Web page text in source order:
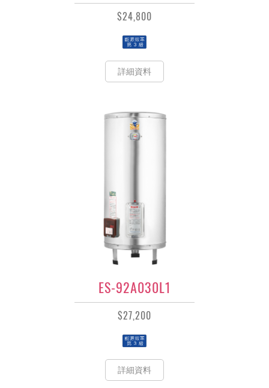
$24,800
詳細資料
ES-92A030L1
$27,200
詳細資料